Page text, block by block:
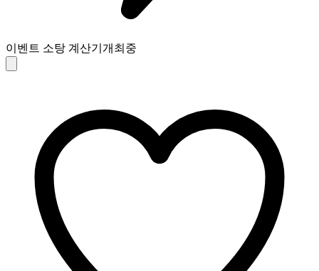
이벤트 소탕 계산기 개최중